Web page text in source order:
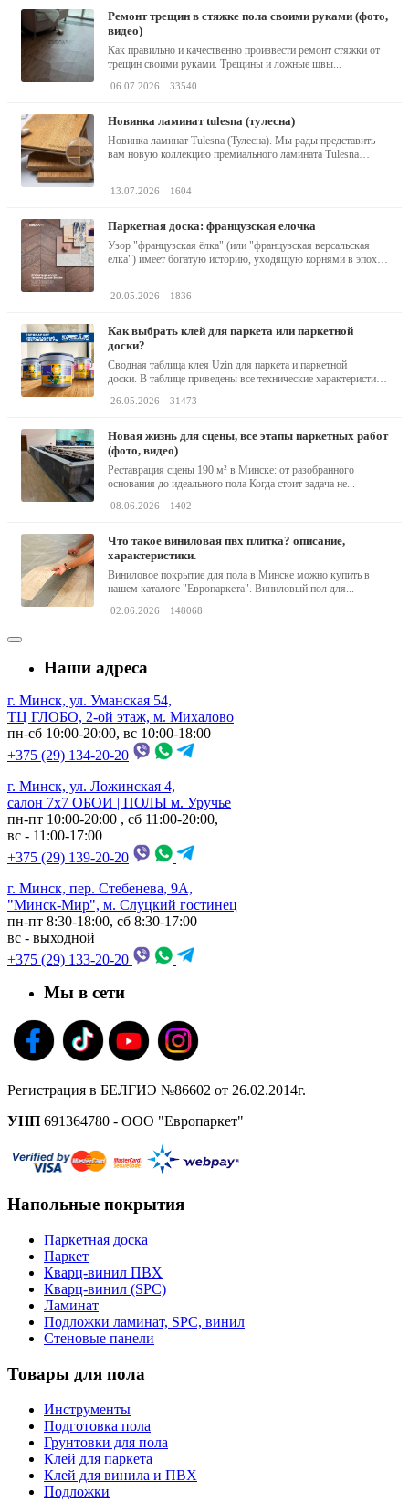
ремонт трещин в стяжке пола своими руками (фото,
видео)
Как правильно и качественно произвести ремонт стяжки от
трещин своими руками. Трещины и ложные швы...
06.07.2026 33540
новинка ламинат tulesna (тулесна)
Новинка ламинат Tulesna (Тулесна). Мы рады представить
вам новую коллекцию премиального ламината Tulesna
13.07.2026 1604
паркетная доска: французская елочка
Узор "французская ёлка" (или "французская версальская
ёлка") имеет богатую историю, уходящую корнями в эпоху
20.05.2026 1836
как выбрать клей для паркета или паркетной
доски?
Сводная таблица клея Uzin для паркета и паркетной
доски. В таблице приведены все технические характеристики
26.05.2026 31473
новая жизнь для сцены, все этапы паркетных работ
(фото, видео)
Реставрация сцены 190 м² в Минске: от разобранного
основания до идеального пола Когда стоит задача не...
08.06.2026 1402
что такое виниловая пвх плитка? описание,
характеристики.
Виниловое покрытие для пола в Минске можно купить в
нашем каталоге "Европаркета". Виниловый пол для...
02.06.2026 148068
Наши адреса
г. Минск, ул. Уманская 54,
ТЦ ГЛОБО, 2-ой этаж, м. Михалово
пн-сб 10:00-20:00, вс 10:00-18:00
+375 (29) 134-20-20
г. Минск, ул. Ложинская 4,
салон 7х7 ОБОИ | ПОЛЫ м. Уручье
пн-пт 10:00-20:00 , сб 11:00-20:00,
вс - 11:00-17:00
+375 (29) 139-20-20
г. Минск, пер. Стебенева, 9А,
"Минск-Мир", м. Слуцкий гостинец
пн-пт 8:30-18:00, сб 8:30-17:00
вс - выходной
+375 (29) 133-20-20
Мы в сети
Регистрация в БЕЛГИЭ №86602 от 26.02.2014г.
УНП 691364780 - ООО "Европаркет"
Напольные покрытия
Паркетная доска
Паркет
Кварц-винил ПВХ
Кварц-винил (SPC)
Ламинат
Подложки ламинат, SPC, винил
Стеновые панели
Товары для пола
Инструменты
Подготовка пола
Грунтовки для пола
Клей для паркета
Клей для винила и ПВХ
Подложки